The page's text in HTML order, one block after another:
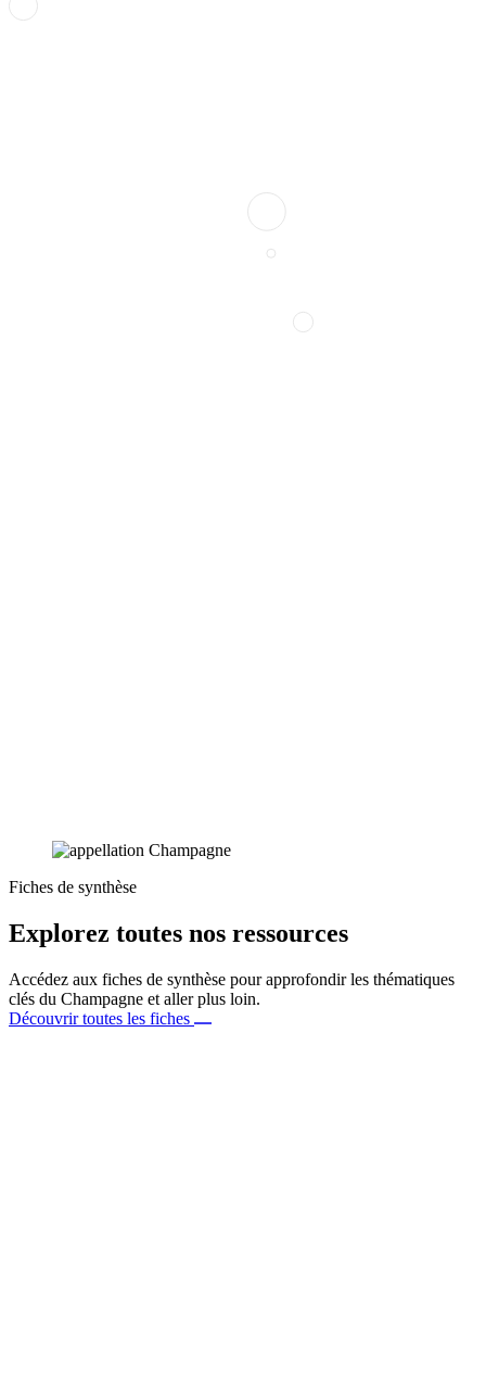
Fiches de synthèse
Explorez toutes nos ressources
Accédez aux fiches de synthèse pour approfondir les thématiques
clés du Champagne et aller plus loin.
Découvrir toutes les fiches